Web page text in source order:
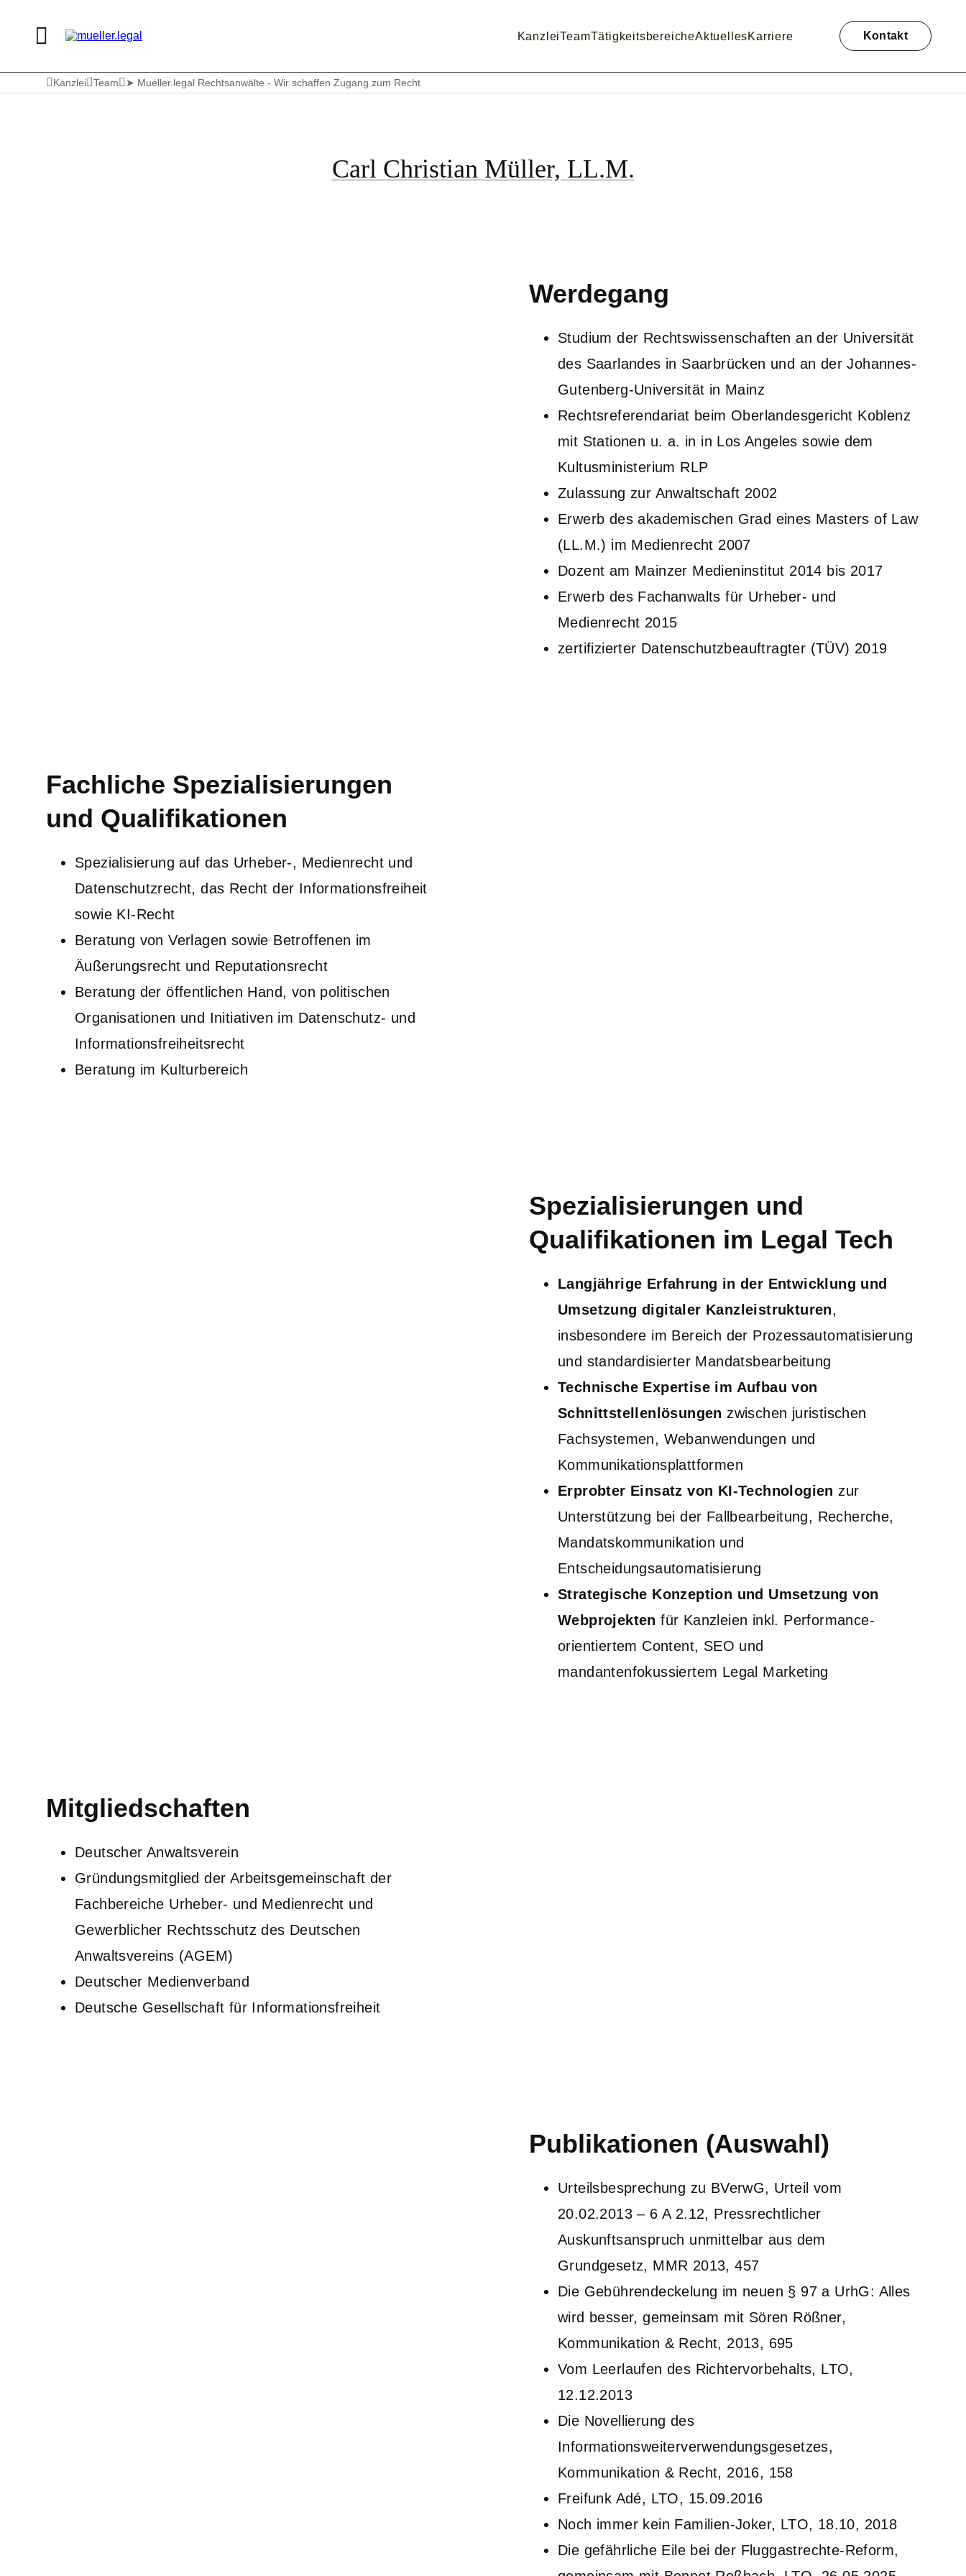
überspringen
KanzleiTeamTätigkeitsbereicheAktuellesKarriere Kontakt
Kanzlei Team ➤ Mueller.legal Rechtsanwälte - Wir schaffen Zugang zum Recht
Carl Christian Müller, LL.M.
Werdegang
Studium der Rechtswissenschaften an der Universität
des Saarlandes in Saarbrücken und an der Johannes-
Gutenberg-Universität in Mainz
Rechtsreferendariat beim Oberlandesgericht Koblenz
mit Stationen u. a. in in Los Angeles sowie dem
Kultusministerium RLP
Zulassung zur Anwaltschaft 2002
Erwerb des akademischen Grad eines Masters of Law
(LL.M.) im Medienrecht 2007
Dozent am Mainzer Medieninstitut 2014 bis 2017
Erwerb des Fachanwalts für Urheber- und
Medienrecht 2015
zertifizierter Datenschutzbeauftragter (TÜV) 2019
Fachliche Spezialisierungen
und Qualifikationen
Spezialisierung auf das Urheber-, Medienrecht und
Datenschutzrecht, das Recht der Informationsfreiheit
sowie KI-Recht
Beratung von Verlagen sowie Betroffenen im
Äußerungsrecht und Reputationsrecht
Beratung der öffentlichen Hand, von politischen
Organisationen und Initiativen im Datenschutz- und
Informationsfreiheitsrecht
Beratung im Kulturbereich
Spezialisierungen und
Qualifikationen im Legal Tech
Langjährige Erfahrung in der Entwicklung und
Umsetzung digitaler Kanzleistrukturen,
insbesondere im Bereich der Prozessautomatisierung
und standardisierter Mandatsbearbeitung
Technische Expertise im Aufbau von
Schnittstellenlösungen zwischen juristischen
Fachsystemen, Webanwendungen und
Kommunikationsplattformen
Erprobter Einsatz von KI-Technologien zur
Unterstützung bei der Fallbearbeitung, Recherche,
Mandatskommunikation und
Entscheidungsautomatisierung
Strategische Konzeption und Umsetzung von
Webprojekten für Kanzleien inkl. Performance-
orientiertem Content, SEO und
mandantenfokussiertem Legal Marketing
Mitgliedschaften
Deutscher Anwaltsverein
Gründungsmitglied der Arbeitsgemeinschaft der
Fachbereiche Urheber- und Medienrecht und
Gewerblicher Rechtsschutz des Deutschen
Anwaltsvereins (AGEM)
Deutscher Medienverband
Deutsche Gesellschaft für Informationsfreiheit
Publikationen (Auswahl)
Urteilsbesprechung zu BVerwG, Urteil vom
20.02.2013 – 6 A 2.12, Pressrechtlicher
Auskunftsanspruch unmittelbar aus dem
Grundgesetz, MMR 2013, 457
Die Gebührendeckelung im neuen § 97 a UrhG: Alles
wird besser, gemeinsam mit Sören Rößner,
Kommunikation & Recht, 2013, 695
Vom Leerlaufen des Richtervorbehalts, LTO,
12.12.2013
Die Novellierung des
Informationsweiterverwendungsgesetzes,
Kommunikation & Recht, 2016, 158
Frei­funk Adé, LTO, 15.09.2016
Noch immer kein Familien-Joker, LTO, 18.10, 2018
Die gefähr­liche Eile bei der Flug­ga­st­rechte-Reform,